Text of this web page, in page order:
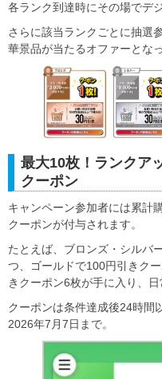
各ランク到達時にその場でデ
さらに該当ランクごとに抽選
華景品が当たるオファーとな
最大10枚！ランクア
クーポン
キャンペーン参加者には累計
クーポンが付与されます。
たとえば、ブロンズ・シルバ
つ、ゴールドで100円引きク
きクーポン6枚が手に入り、
クーポンは条件達成後24時間
2026年7月7日まで。